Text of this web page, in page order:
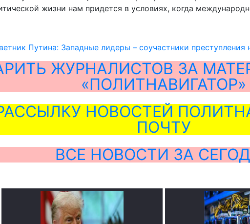
жизни нам придется в условиях, когда
Путина: Западные лидеры – соучастники преступления
ЖУРНАЛИСТОВ ЗА
«ПОЛИТНАВИГАТОР»
НОВОСТЕЙ
ПОЧТУ
ВСЕ НОВОСТИ ЗА